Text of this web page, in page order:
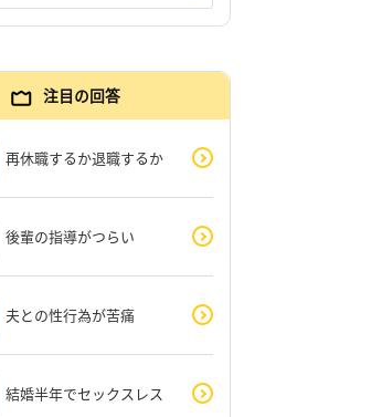
注目の回答
再休職するか退職するか
後輩の指導がつらい
夫との性行為が苦痛
結婚半年でセックスレス